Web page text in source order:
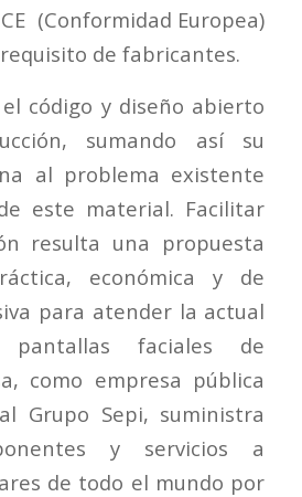
(Conformidad Europea)
de fabricantes.
código y diseño abierto
sumando así su
al problema existente
este material. Facilitar
resulta una propuesta
económica y de
para atender la actual
pantallas faciales de
como empresa pública
Grupo Sepi, suministra
y servicios a
de todo el mundo por